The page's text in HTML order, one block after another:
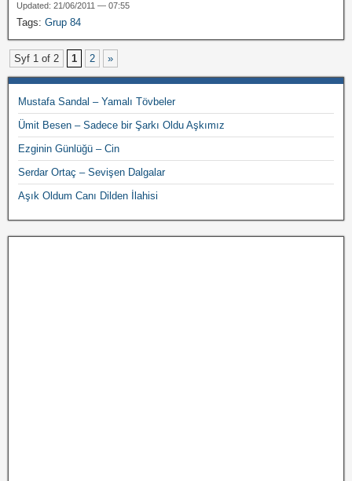
Updated: 21/06/2011 — 07:55
Tags: Grup 84
Syf 1 of 2 1 2 »
Mustafa Sandal – Yamalı Tövbeler
Ümit Besen – Sadece bir Şarkı Oldu Aşkımız
Ezginin Günlüğü – Cin
Serdar Ortaç – Sevişen Dalgalar
Aşık Oldum Canı Dilden İlahisi